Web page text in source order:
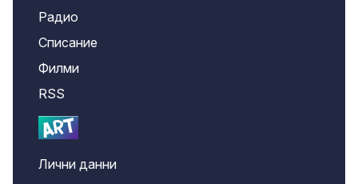
Радио
Списание
Филми
RSS
Лични данни